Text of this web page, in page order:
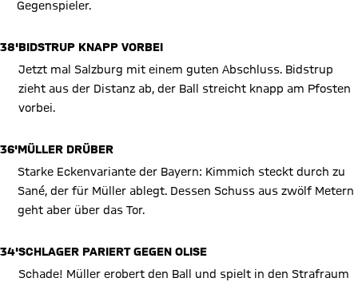
Gegenspieler.
38'BIDSTRUP KNAPP VORBEI
Jetzt mal Salzburg mit einem guten Abschluss. Bidstrup
zieht aus der Distanz ab, der Ball streicht knapp am Pfosten
vorbei.
36'MÜLLER DRÜBER
Starke Eckenvariante der Bayern: Kimmich steckt durch zu
Sané, der für Müller ablegt. Dessen Schuss aus zwölf Metern
geht aber über das Tor.
34'SCHLAGER PARIERT GEGEN OLISE
Schade! Müller erobert den Ball und spielt in den Strafraum